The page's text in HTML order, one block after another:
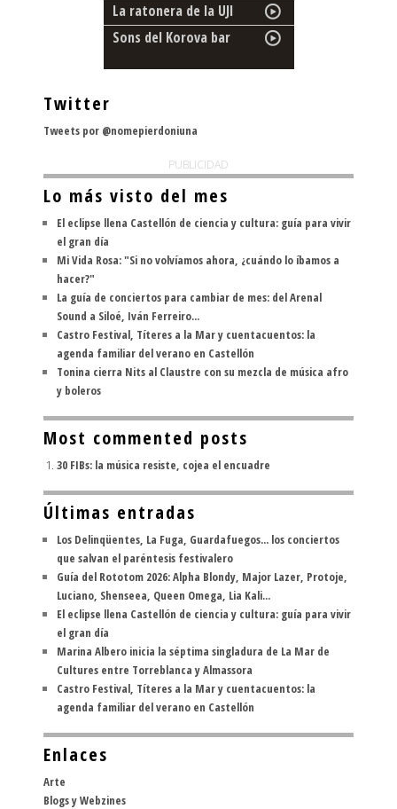
La ratonera de la UJI
Sons del Korova bar
Twitter
Tweets por @nomepierdoniuna
PUBLICIDAD
Lo más visto del mes
El eclipse llena Castellón de ciencia y cultura: guía para vivir
el gran día
Mi Vida Rosa: "Si no volvíamos ahora, ¿cuándo lo íbamos a
hacer?"
La guía de conciertos para cambiar de mes: del Arenal
Sound a Siloé, Iván Ferreiro...
Castro Festival, Títeres a la Mar y cuentacuentos: la
agenda familiar del verano en Castellón
Tonina cierra Nits al Claustre con su mezcla de música afro
y boleros
Most commented posts
30 FIBs: la música resiste, cojea el encuadre
Últimas entradas
Los Delinqüentes, La Fuga, Guardafuegos... los conciertos
que salvan el paréntesis festivalero
Guía del Rototom 2026: Alpha Blondy, Major Lazer, Protoje,
Luciano, Shenseea, Queen Omega, Lia Kali...
El eclipse llena Castellón de ciencia y cultura: guía para vivir
el gran día
Marina Albero inicia la séptima singladura de La Mar de
Cultures entre Torreblanca y Almassora
Castro Festival, Títeres a la Mar y cuentacuentos: la
agenda familiar del verano en Castellón
Enlaces
Arte
Blogs y Webzines